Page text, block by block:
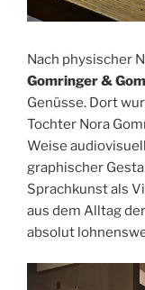
Nach physischer
Gomringer &
Genüsse. Dort
Tochter Nora
Weise
graphischer
Sprachkunst als
aus dem Alltag
absolut